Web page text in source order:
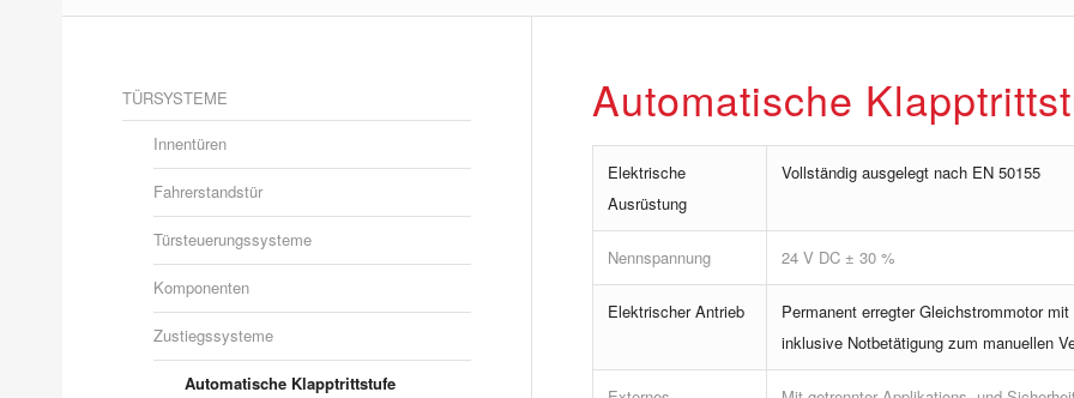
Automatische
Elektrische
Ausrüstung
Vollständig ausgelegt nach EN 50155
Nennspannung 24 V DC ± 30 %
Elektrischer Antrieb
Permanent erregter Gleichstrommotor
inklusive Notbetätigung zum manuellen
TÜRSYSTEME
Innentüren
Fahrerstandstür
Türsteuerungssysteme
Komponenten
Zustiegssysteme
Automatische Klapptrittstufe